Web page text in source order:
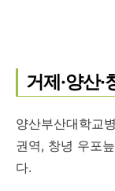
거제·양산·
양산부산대학교
권역, 창녕 우포
다.